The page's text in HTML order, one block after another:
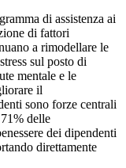
di assistenza ai
di fattori
a rimodellare le
sul posto di
mentale e le
il
sono forze centrali
delle
dei dipendenti
direttamente